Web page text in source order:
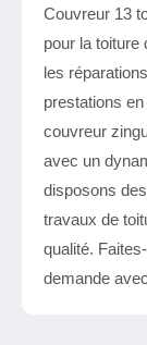
Couvreur 13
pour la toiture
les
prestations en
couvreur
avec un
disposons
travaux de
qualité.
demande